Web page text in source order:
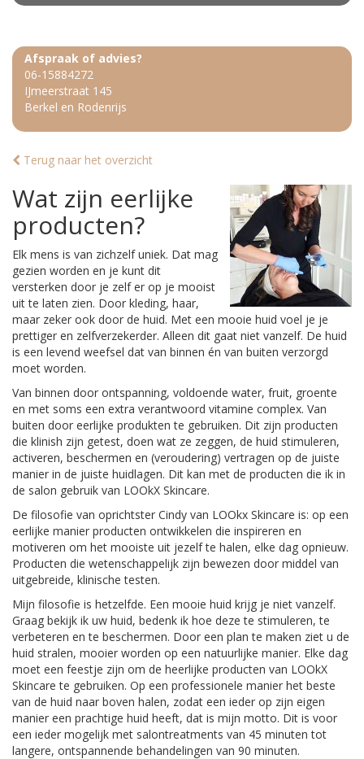
Afspraak of advies?
06-15884272
IJmeerstraat 145
Berkel en Rodenrijs
Terug naar het overzicht
Wat zijn eerlijke
producten?
Elk mens is van zichzelf uniek. Dat mag
gezien worden en je kunt dit
versterken door je zelf er op je mooist
uit te laten zien. Door kleding, haar,
maar zeker ook door de huid. Met een mooie huid voel je je
prettiger en zelfverzekerder. Alleen dit gaat niet vanzelf. De huid
is een levend weefsel dat van binnen én van buiten verzorgd
moet worden.
Van binnen door ontspanning, voldoende water, fruit, groente
en met soms een extra verantwoord vitamine complex. Van
buiten door eerlijke produkten te gebruiken. Dit zijn producten
die klinish zijn getest, doen wat ze zeggen, de huid stimuleren,
activeren, beschermen en (veroudering) vertragen op de juiste
manier in de juiste huidlagen. Dit kan met de producten die ik in
de salon gebruik van LOOkX Skincare.
De filosofie van oprichtster Cindy van LOOkx Skincare is: op een
eerlijke manier producten ontwikkelen die inspireren en
motiveren om het mooiste uit jezelf te halen, elke dag opnieuw.
Producten die wetenschappelijk zijn bewezen door middel van
uitgebreide, klinische testen.
Mijn filosofie is hetzelfde. Een mooie huid krijg je niet vanzelf.
Graag bekijk ik uw huid, bedenk ik hoe deze te stimuleren, te
verbeteren en te beschermen. Door een plan te maken ziet u de
huid stralen, mooier worden op een natuurlijke manier. Elke dag
moet een feestje zijn om de heerlijke producten van LOOkX
Skincare te gebruiken. Op een professionele manier het beste
van de huid naar boven halen, zodat een ieder op zijn eigen
manier een prachtige huid heeft, dat is mijn motto. Dit is voor
een ieder mogelijk met salontreatments van 45 minuten tot
langere, ontspannende behandelingen van 90 minuten.